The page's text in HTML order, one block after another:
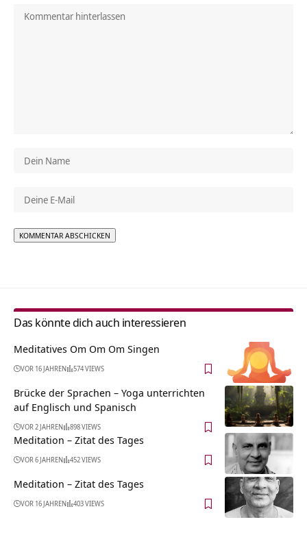
Das könnte dich auch interessieren
Meditatives Om Om Om Singen
VOR 16 JAHREN 574 VIEWS
Brücke der Sprachen – Yoga unterrichten
auf Englisch und Spanisch
VOR 2 JAHREN 898 VIEWS
Meditation – Zitat des Tages
VOR 6 JAHREN 452 VIEWS
Meditation – Zitat des Tages
VOR 16 JAHREN 403 VIEWS